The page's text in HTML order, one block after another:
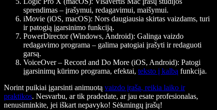
sprendimas – įrašymui, redagavimui, maišymui.
iMovie (iOS, macOS): Nors daugiausia skirtas vaizdams, turi
ir patogią įgarsinimo funkciją.
PowerDirector (Windows, Android): Galinga vaizdo
redagavimo programa – galima patogiai įrašyti ir redaguoti
garsą.
VoiceOver – Record and Do More (iOS, Android): Patogi
įgarsinimų kūrimo programa, efektai, teksto į kalbą funkcija.
Norint puikiai įgarsinti animuotą vaizdo įrašą, reikia laiko ir
praktikos. Nesvarbu, ar tik pradedate, ar jau esate profesionalas,
nenusiminkite, jei iškart nepavyko! Sėkmingų įrašų!